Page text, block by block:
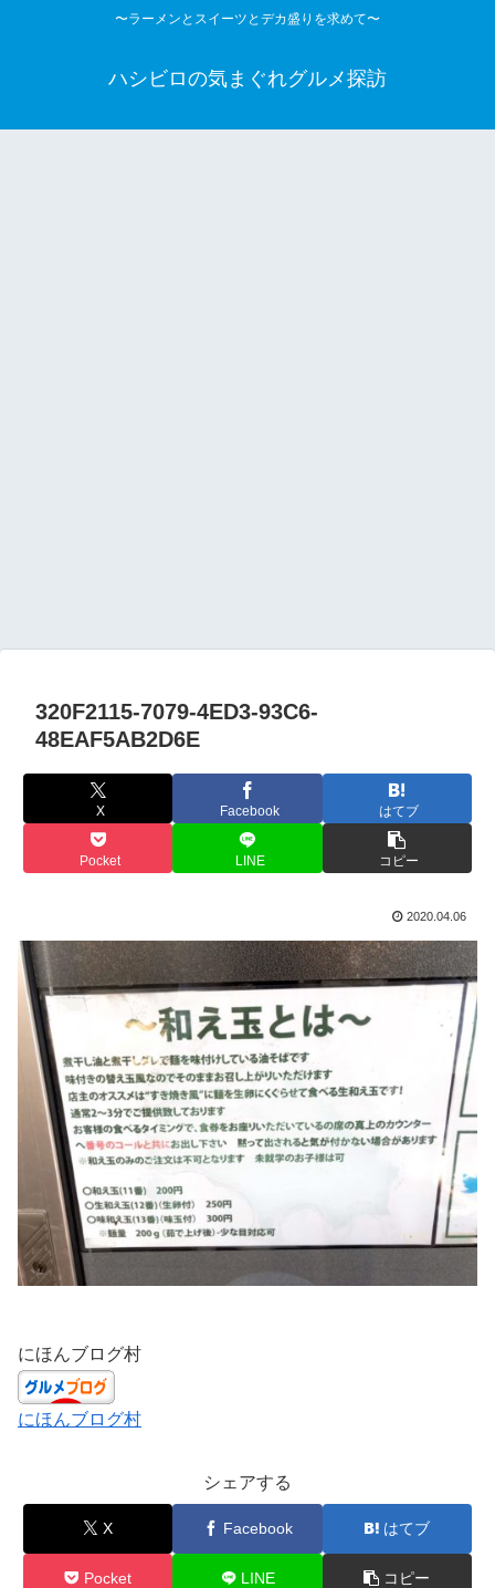
〜ラーメンとスイーツとデカ盛りを求めて〜
ハシビロの気まぐれグルメ探訪
320F2115-7079-4ED3-93C6-
48EAF5AB2D6E
X Facebook はてブ
Pocket LINE コピー
2020.04.06
にほんブログ村
にほんブログ村
シェアする
X Facebook はてブ
Pocket LINE コピー